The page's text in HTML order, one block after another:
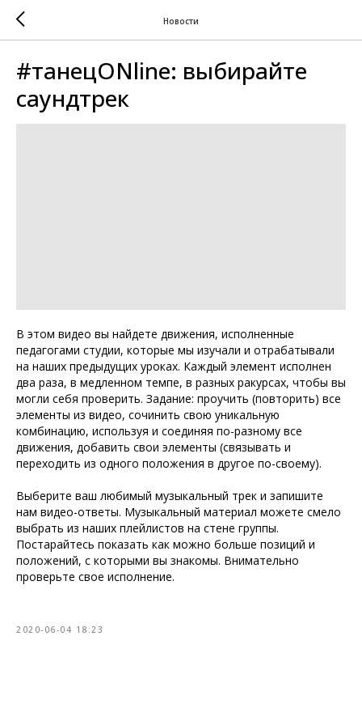
Новости
#танецONline: выбирайте
саундтрек
В этом видео вы найдете движения, исполненные
педагогами студии, которые мы изучали и отрабатывали
на наших предыдущих уроках. Каждый элемент исполнен
два раза, в медленном темпе, в разных ракурсах, чтобы вы
могли себя проверить. Задание: проучить (повторить) все
элементы из видео, сочинить свою уникальную
комбинацию, используя и соединяя по-разному все
движения, добавить свои элементы (связывать и
переходить из одного положения в другое по-своему).
Выберите ваш любимый музыкальный трек и запишите
нам видео-ответы. Музыкальный материал можете смело
выбрать из наших плейлистов на стене группы.
Постарайтесь показать как можно больше позиций и
положений, с которыми вы знакомы. Внимательно
проверьте свое исполнение.
2020-06-04 18:23